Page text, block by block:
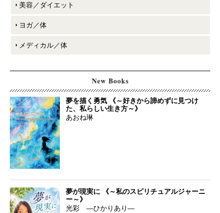
美容／ダイエット
ヨガ／体
メディカル／体
New Books
夢を描く勇気 《～好きから諦めずに見つけ
た、私らしい生き方～》
あおね琳
夢が現実に 《～私のスピリチュアルジャーニ
ー～》
光彩 ―ひかりあり―